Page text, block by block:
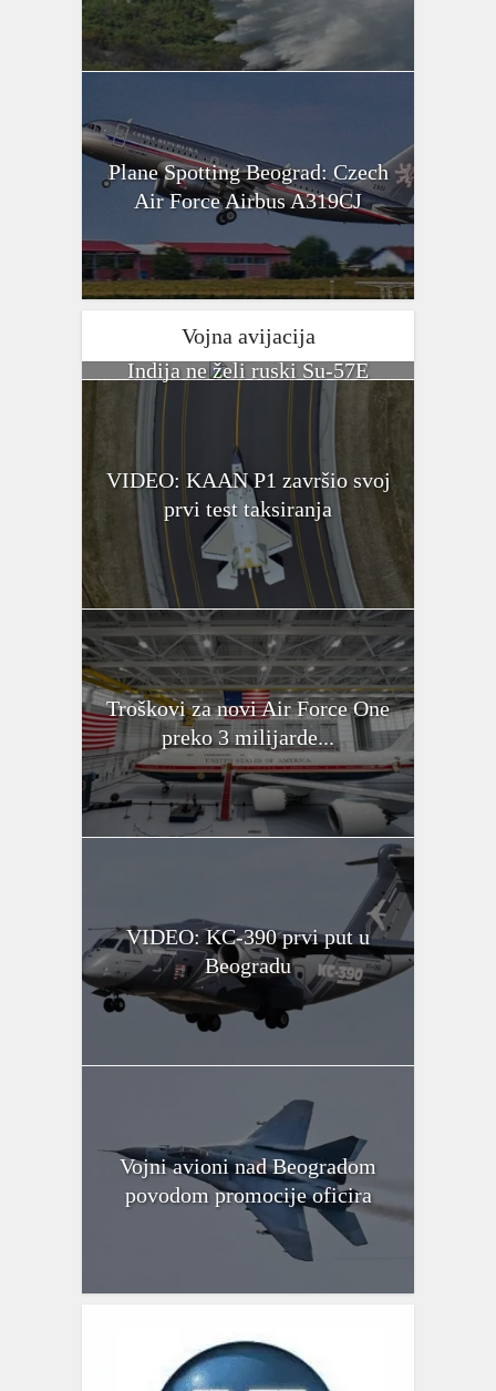
Plane Spotting Beograd: Czech
Air Force Airbus A319CJ
Vojna avijacija
Indija ne želi ruski Su-57E
VIDEO: KAAN P1 završio svoj
prvi test taksiranja
Troškovi za novi Air Force One
preko 3 milijarde...
VIDEO: KC-390 prvi put u
Beogradu
Vojni avioni nad Beogradom
povodom promocije oficira